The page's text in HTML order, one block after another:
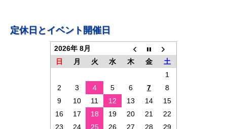
ビ定休日とイベント開催日
2026年 8月
日
月 火 水 木 金
土
1
2
3 4 5 6 7
8
9
10 11 12 13 14
15
16
17 18 19 20 21
22
23
24 25 26 27 28
29